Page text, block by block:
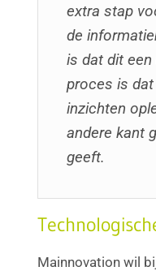
extra stap
de
is dat dit
proces is
inzichten
andere kant
geeft.
Mainnovation wil